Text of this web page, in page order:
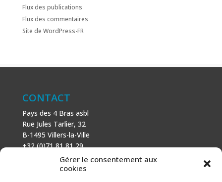
Gérer le consentement aux
cookies
Flux des publications
Flux des commentaires
Site de WordPress-FR
CONTACT
Pays des 4 Bras asbl
Rue Jules Tarlier, 32
B-1495 Villers-la-Ville
+32 (0)71 81 81 29
N° d’entreprise : 666 464 432
Mentions légales